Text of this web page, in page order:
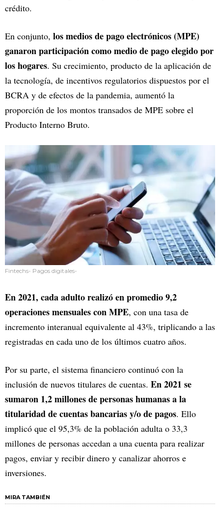
crédito.
En conjunto, los medios de pago electrónicos (MPE)
ganaron participación como medio de pago elegido por
los hogares. Su crecimiento, producto de la aplicación de
la tecnología, de incentivos regulatorios dispuestos por el
BCRA y de efectos de la pandemia, aumentó la
proporción de los montos transados de MPE sobre el
Producto Interno Bruto.
Fintechs- Pagos digitales-
En 2021, cada adulto realizó en promedio 9,2
operaciones mensuales con MPE, con una tasa de
incremento interanual equivalente al 43%, triplicando a las
registradas en cada uno de los últimos cuatro años.
Por su parte, el sistema financiero continuó con la
inclusión de nuevos titulares de cuentas. En 2021 se
sumaron 1,2 millones de personas humanas a la
titularidad de cuentas bancarias y/o de pagos. Ello
implicó que el 95,3% de la población adulta o 33,3
millones de personas accedan a una cuenta para realizar
pagos, enviar y recibir dinero y canalizar ahorros e
inversiones.
MIRA TAMBIÉN